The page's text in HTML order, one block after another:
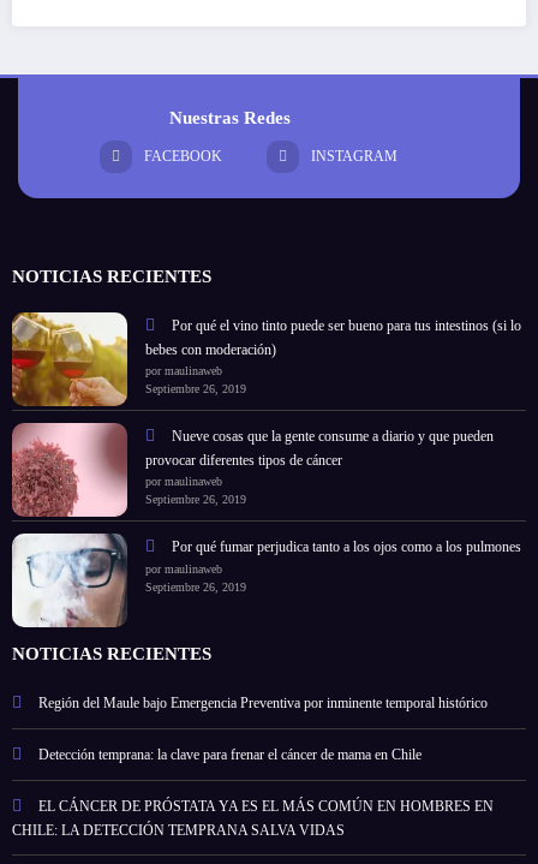
Nuestras Redes
FACEBOOK INSTAGRAM
NOTICIAS RECIENTES
Por qué el vino tinto puede ser bueno para tus intestinos (si lo
bebes con moderación)
por maulinaweb
Septiembre 26, 2019
Nueve cosas que la gente consume a diario y que pueden
provocar diferentes tipos de cáncer
por maulinaweb
Septiembre 26, 2019
Por qué fumar perjudica tanto a los ojos como a los pulmones
por maulinaweb
Septiembre 26, 2019
NOTICIAS RECIENTES
Región del Maule bajo Emergencia Preventiva por inminente temporal histórico
Detección temprana: la clave para frenar el cáncer de mama en Chile
EL CÁNCER DE PRÓSTATA YA ES EL MÁS COMÚN EN HOMBRES EN
CHILE: LA DETECCIÓN TEMPRANA SALVA VIDAS